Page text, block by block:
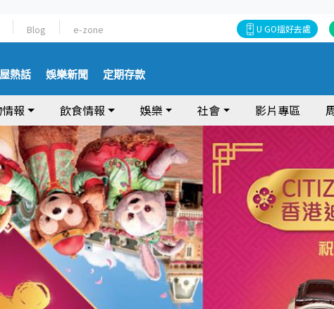
Blog e-zone U GO搵好去處
熱話 娛樂新聞 定期存款
報 飲食情報 娛樂 社會 影片專區